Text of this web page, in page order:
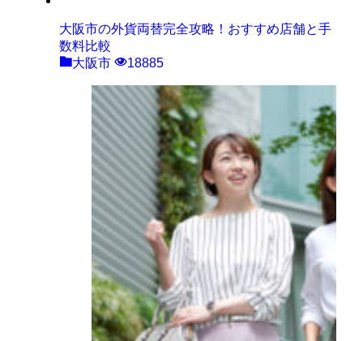
大阪市の外貨両替完全攻略！おすすめ店舗と手
数料比較
大阪市
18885